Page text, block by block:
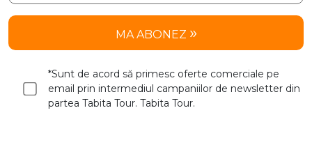
MA ABONEZ
*Sunt de acord să primesc oferte comerciale pe
email prin intermediul campaniilor de newsletter din
partea Tabita Tour. Tabita Tour.